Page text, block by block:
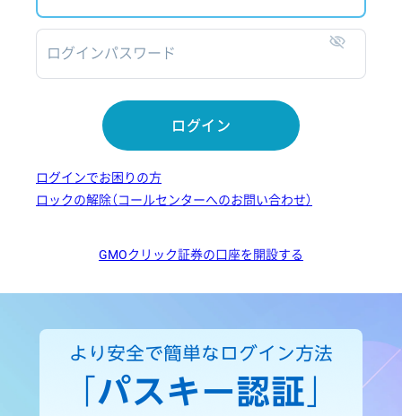
ログインパスワード
ログイン
ログインでお困りの方
ロックの解除（コールセンターへのお問い合わせ）
GMOクリック証券の口座を開設する